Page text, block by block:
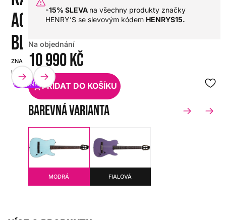
AQUA
BLUE
ZNAČKA:
HENRY'S
SKU:
HX0000000109205
NOVINKA
-15% SLEVA na všechny produkty značky
HENRY’S se slevovým kódem HENRYS15.
Na objednání
10 990 Kč
PŘIDAT DO KOŠÍKU
Barevná varianta
MODRÁ FIALOVÁ